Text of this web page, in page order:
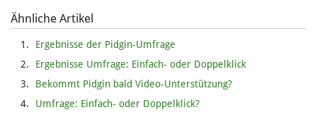
Ähnliche Artikel
Ergebnisse der Pidgin-Umfrage
Ergebnisse Umfrage: Einfach- oder Doppelklick
Bekommt Pidgin bald Video-Unterstützung?
Umfrage: Einfach- oder Doppelklick?